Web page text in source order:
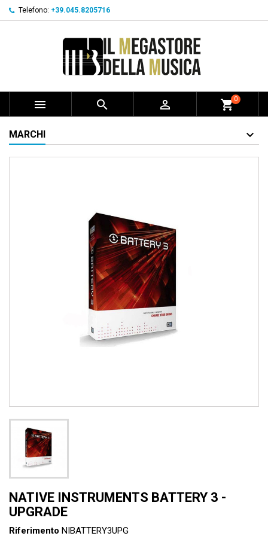
Telefono: +39.045.8205716
   shopping_cart0
MARCHI
NATIVE INSTRUMENTS BATTERY 3 -
UPGRADE
Riferimento NIBATTERY3UPG